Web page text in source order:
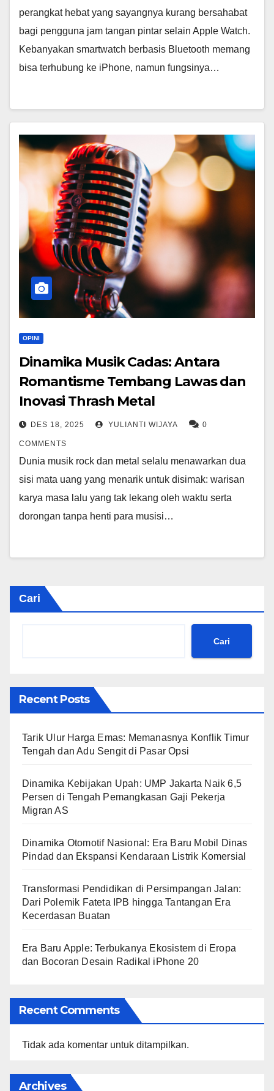
perangkat hebat yang sayangnya kurang bersahabat
bagi pengguna jam tangan pintar selain Apple Watch.
Kebanyakan smartwatch berbasis Bluetooth memang
bisa terhubung ke iPhone, namun fungsinya…
OPINI
Dinamika Musik Cadas: Antara
Romantisme Tembang Lawas dan
Inovasi Thrash Metal
DES 18, 2025 YULIANTI WIJAYA 0
COMMENTS
Dunia musik rock dan metal selalu menawarkan dua
sisi mata uang yang menarik untuk disimak: warisan
karya masa lalu yang tak lekang oleh waktu serta
dorongan tanpa henti para musisi…
Cari
Cari
Recent Posts
Tarik Ulur Harga Emas: Memanasnya Konflik Timur
Tengah dan Adu Sengit di Pasar Opsi
Dinamika Kebijakan Upah: UMP Jakarta Naik 6,5
Persen di Tengah Pemangkasan Gaji Pekerja
Migran AS
Dinamika Otomotif Nasional: Era Baru Mobil Dinas
Pindad dan Ekspansi Kendaraan Listrik Komersial
Transformasi Pendidikan di Persimpangan Jalan:
Dari Polemik Fateta IPB hingga Tantangan Era
Kecerdasan Buatan
Era Baru Apple: Terbukanya Ekosistem di Eropa
dan Bocoran Desain Radikal iPhone 20
Recent Comments
Tidak ada komentar untuk ditampilkan.
Archives